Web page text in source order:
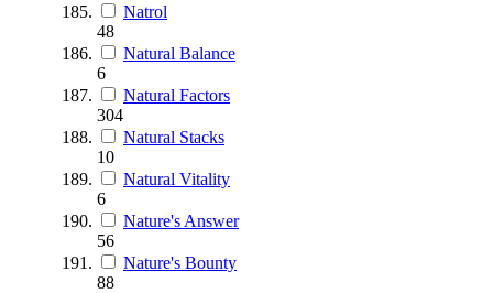
Natrol
48
Natural Balance
6
Natural Factors
304
Natural Stacks
10
Natural Vitality
6
Nature's Answer
56
Nature's Bounty
88